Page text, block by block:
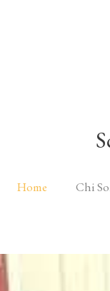
Home Chi